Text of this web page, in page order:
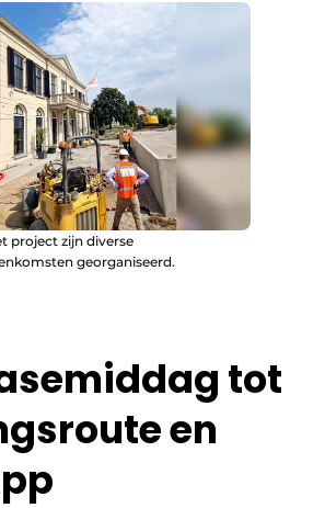
project zijn diverse
georganiseerd.
tot
en